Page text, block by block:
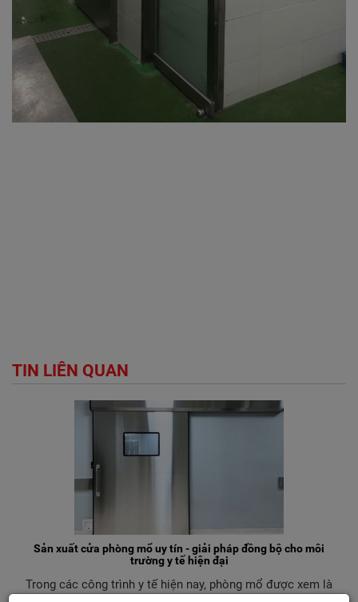
TIN LIÊN QUAN
Sản xuất cửa phòng mổ uy tín - giải pháp đồng bộ cho môi
trường y tế hiện đại
Trong các công trình y tế hiện nay, phòng mổ được xem là